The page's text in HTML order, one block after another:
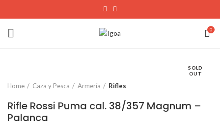
0
SOLD
OUT
Home Caza y Pesca Armería Rifles
Rifle Rossi Puma cal. 38/357 Magnum –
Palanca